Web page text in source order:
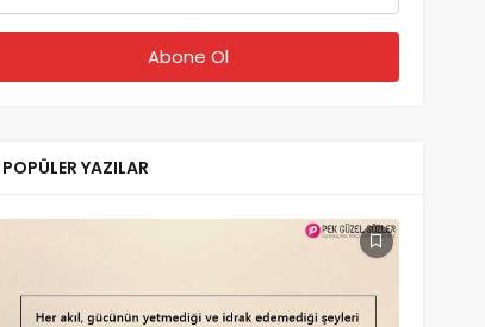
POPÜLER YAZILAR